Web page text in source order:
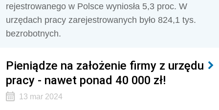
rejestrowanego w Polsce wyniosła 5,3 proc. W
urzędach pracy zarejestrowanych było 824,1 tys.
bezrobotnych.
Pieniądze na założenie firmy z urzędu
pracy - nawet ponad 40 000 zł!
13 mar 2024